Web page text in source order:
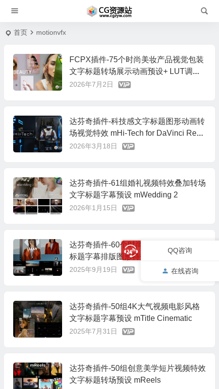
首页 motionvfx
FCPX插件-75个时尚美妆产品视觉包装
文字标题转场展示动画预设+ LUT调色
预设 mBeauty
2026年7月2日
达芬奇插件-科技感文字标题图形动画转
场视觉特效 mHi-Tech for DaVinci Reso
lve
2026年3月18日
达芬奇插件-61组婚礼视频特效叠加转场
文字标题字幕预设 mWedding 2
2026年1月15日
达芬奇插件-60个时尚简约社交媒体包装
标题字幕排版图形特效转场插件 mCha
nnel Clean DVR
2025年9月19日
达芬奇插件-50组4K大气视频电影风格
文字标题字幕预设 mTitle Cinematic
2025年7月31日
达芬奇插件-50组创意美学短片视频特效
文字标题转场预设 mReels
QQ咨询
在线咨询